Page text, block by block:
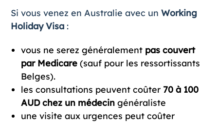
Si vous venez en Australie avec un Working
Holiday Visa:
vous ne serez généralement pas couvert
par Medicare(sauf pour les ressortissants
Belges).
les consultations peuvent coûter 70 à 100
AUD chez un médecingénéraliste
une visite aux urgences peut coûter